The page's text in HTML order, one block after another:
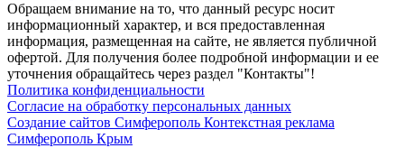
Обращаем внимание на то, что данный ресурс носит
информационный характер, и вся предоставленная
информация, размещенная на сайте, не является публичной
офертой. Для получения более подробной информации и ее
уточнения обращайтесь через раздел "Контакты"!
Политика конфиденциальности
Согласие на обработку персональных данных
Создание сайтов Симферополь Контекстная реклама
Симферополь Крым